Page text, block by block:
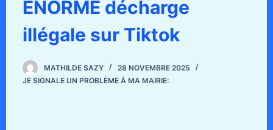
ÉNORME décharge
illégale sur Tiktok
MATHILDE SAZY
28 NOVEMBRE 2025
JE SIGNALE UN PROBLÈME À MA MAIRIE: